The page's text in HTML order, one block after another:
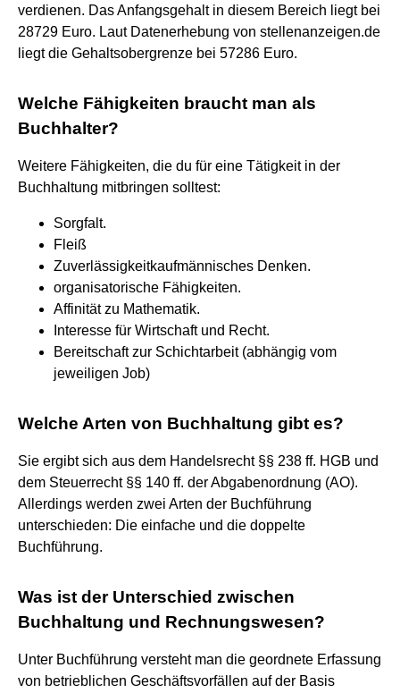
verdienen. Das Anfangsgehalt in diesem Bereich liegt bei
28729 Euro. Laut Datenerhebung von stellenanzeigen.de
liegt die Gehaltsobergrenze bei 57286 Euro.
Welche Fähigkeiten braucht man als
Buchhalter?
Weitere Fähigkeiten, die du für eine Tätigkeit in der
Buchhaltung mitbringen solltest:
Sorgfalt.
Fleiß
Zuverlässigkeitkaufmännisches Denken.
organisatorische Fähigkeiten.
Affinität zu Mathematik.
Interesse für Wirtschaft und Recht.
Bereitschaft zur Schichtarbeit (abhängig vom
jeweiligen Job)
Welche Arten von Buchhaltung gibt es?
Sie ergibt sich aus dem Handelsrecht §§ 238 ff. HGB und
dem Steuerrecht §§ 140 ff. der Abgabenordnung (AO).
Allerdings werden zwei Arten der Buchführung
unterschieden: Die einfache und die doppelte
Buchführung.
Was ist der Unterschied zwischen
Buchhaltung und Rechnungswesen?
Unter Buchführung versteht man die geordnete Erfassung
von betrieblichen Geschäftsvorfällen auf der Basis